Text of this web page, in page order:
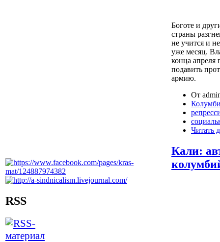
RSS
Боготе и
страны
не учится и
уже месяц.
конца апреля
подавить
армию.
От
Читать
Кали: